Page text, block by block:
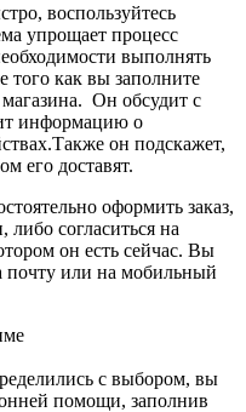
воспользуйтесь
упрощает процесс
выполнять
того как вы заполните
Он обсудит с
информацию о
он подскажет,
его доставят.
оформить заказ,
согласиться на
он есть сейчас. Вы
почту или на мобильный
с выбором, вы
помощи, заполнив